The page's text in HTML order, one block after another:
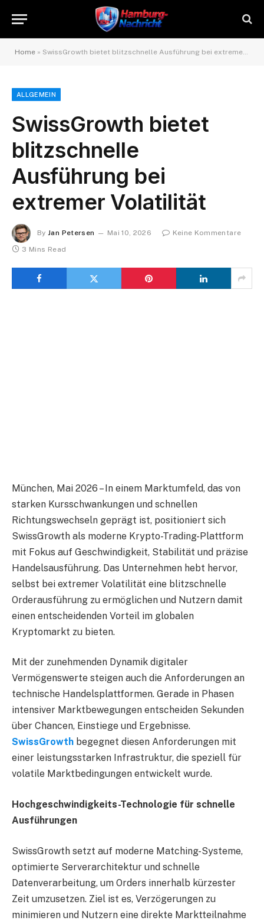
Home » SwissGrowth bietet blitzschnelle Ausführung bei extremer Volatilität
ALLGEMEIN
SwissGrowth bietet
blitzschnelle
Ausführung bei
extremer Volatilität
By Jan Petersen Mai 10, 2026
Keine Kommentare
3 Mins Read
München, Mai 2026 – In einem Marktumfeld, das von
starken Kursschwankungen und schnellen
Richtungswechseln geprägt ist, positioniert sich
SwissGrowth als moderne Krypto-Trading-Plattform
mit Fokus auf Geschwindigkeit, Stabilität und präzise
Handelsausführung. Das Unternehmen hebt hervor,
selbst bei extremer Volatilität eine blitzschnelle
Orderausführung zu ermöglichen und Nutzern damit
einen entscheidenden Vorteil im globalen
Kryptomarkt zu bieten.
Mit der zunehmenden Dynamik digitaler
Vermögenswerte steigen auch die Anforderungen an
technische Handelsplattformen. Gerade in Phasen
intensiver Marktbewegungen entscheiden Sekunden
über Chancen, Einstiege und Ergebnisse.
SwissGrowth begegnet diesen Anforderungen mit
einer leistungsstarken Infrastruktur, die speziell für
volatile Marktbedingungen entwickelt wurde.
Hochgeschwindigkeits-Technologie für schnelle
Ausführungen
SwissGrowth setzt auf moderne Matching-Systeme,
optimierte Serverarchitektur und schnelle
Datenverarbeitung, um Orders innerhalb kürzester
Zeit umzusetzen. Ziel ist es, Verzögerungen zu
minimieren und Nutzern eine direkte Marktteilnahme